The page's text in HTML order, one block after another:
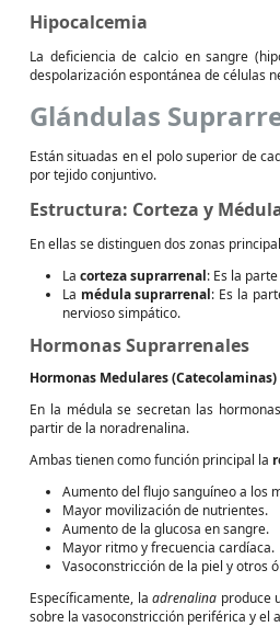
Hipocalcemia
La deficiencia de calcio en sangre
despolarización espontánea de células
Glándulas
Están situadas en el polo superior de
por tejido conjuntivo.
Estructura: Corteza y
En ellas se distinguen dos zonas
La corteza suprarrenal: Es la
La médula suprarrenal: Es la
nervioso simpático.
Hormonas Suprarrenales
Hormonas Medulares (Catecolaminas)
En la médula se secretan las
partir de la noradrenalina.
Ambas tienen como función principal la
Aumento del flujo sanguíneo a los
Mayor movilización de nutrientes.
Aumento de la glucosa en sangre.
Mayor ritmo y frecuencia cardíaca.
Vasoconstricción de la piel y otros
Específicamente, laadrenalina produce
sobre la vasoconstricción periférica y el